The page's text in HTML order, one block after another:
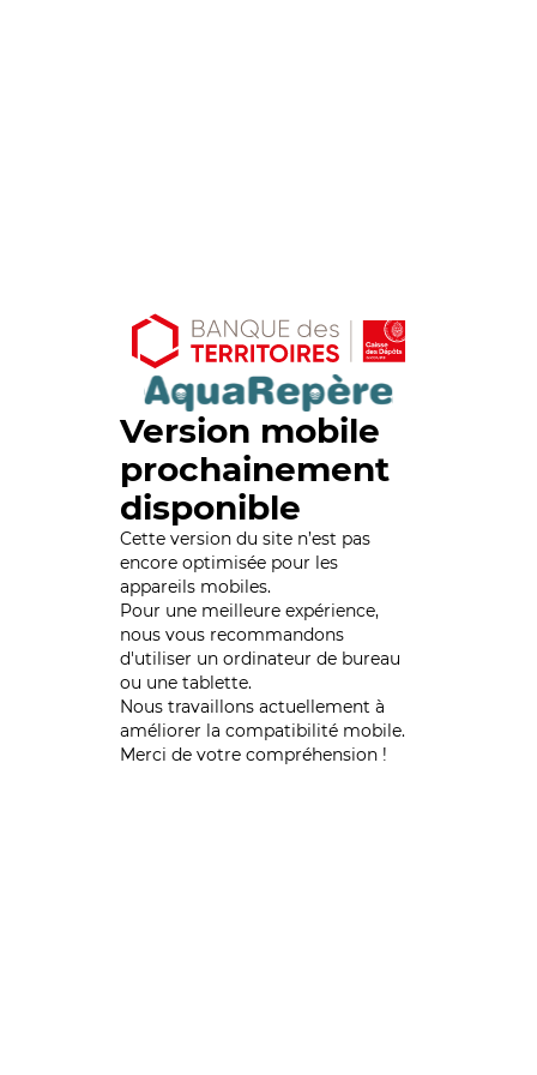
Version mobile
prochainement
disponible
Cette version du site n’est pas
encore optimisée pour les
appareils mobiles.
Pour une meilleure expérience,
nous vous recommandons
d'utiliser un ordinateur de bureau
ou une tablette.
Nous travaillons actuellement à
améliorer la compatibilité mobile.
Merci de votre compréhension !